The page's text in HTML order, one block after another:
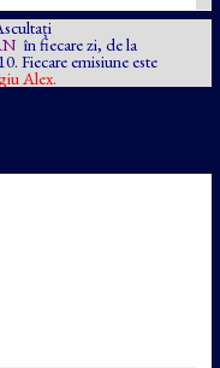
în fiecare zi, de la
Fiecare emisiune este
Alex.